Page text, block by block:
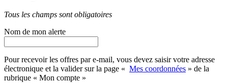
Tous les champs sont obligatoires
Nom de mon alerte
Pour recevoir les offres par e-mail, vous devez saisir votre adresse
électronique et la valider sur la page « Mes coordonnées » de la
rubrique « Mon compte »